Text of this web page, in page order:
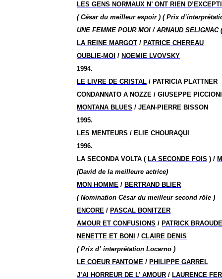
LES GENS NORMAUX N’ ONT RIEN
( Césardu meilleurespoir ) ( Prix
UNE FEMME POUR MOI /ARNAUD SELIGNAC
LA REINE MARGOT / PATRICE CHEREAU
OUBLIE-MOI / NOEMIE LVOVSKY
1994.
LE LIVRE DE CRISTAL / PATRICIA PLATTNER
CONDANNATO A NOZZE / GIUSEPPE PICCIONI
MONTANA BLUES / JEAN-PIERRE BISSON
1995.
LES MENTEURS / ELIE CHOURAQUI
1996.
LA SECONDA VOLTA ( LA SECONDE FOIS ) /
(David de la meilleure actrice)
MON HOMME / BERTRAND BLIER
( Nomination César du meilleur secondrôle )
ENCORE / PASCAL BONITZER
AMOUR ET CONFUSIONS / PATRICK
NENETTE ET BONI
/CLAIRE DENIS
( Prix d’ interprétation Locarno )
LE COEUR FANTOME / PHILIPPE GARREL
J’AI HORREUR DE L’ AMOUR / LAURENCE